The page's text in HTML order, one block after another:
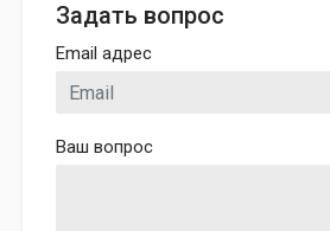
Задать вопрос
Email адрес
Ваш вопрос